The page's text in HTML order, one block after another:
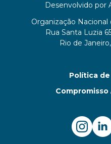
Desenvolvido por
Organização
Rua Santa Luzia
Rio de
Política